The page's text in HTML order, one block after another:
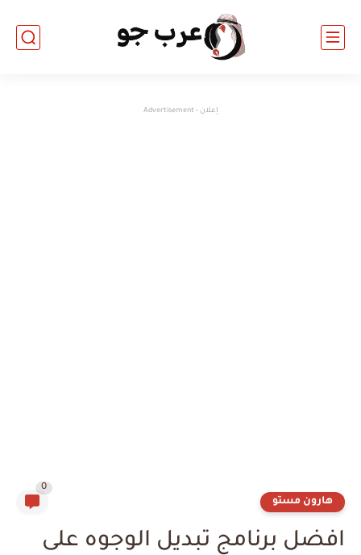
إعلان - Advertisement
هارون مستو
0
افضل برنامج تبديل الوجوه على